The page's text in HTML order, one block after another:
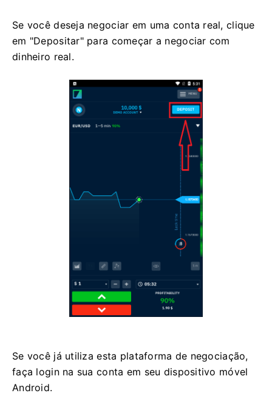
Se você deseja negociar em uma conta real, clique
em "Depositar" para começar a negociar com
dinheiro real.
Se você já utiliza esta plataforma de negociação,
faça login na sua conta em seu dispositivo móvel
Android.